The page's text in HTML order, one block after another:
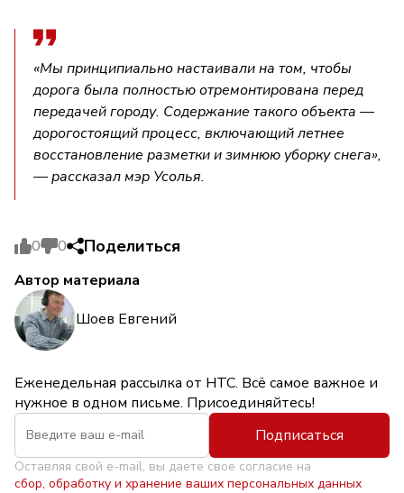
«Мы принципиально настаивали на том, чтобы
дорога была полностью отремонтирована перед
передачей городу. Содержание такого объекта —
дорогостоящий процесс, включающий летнее
восстановление разметки и зимнюю уборку снега»,
— рассказал мэр Усолья.
0 0 Поделиться
Автор материала
Шоев Евгений
Еженедельная рассылка от НТС. Всё самое важное и
нужное в одном письме. Присоединяйтесь!
Подписаться
Оставляя свой e-mail, вы даете свое согласие на
сбор, обработку и хранение ваших персональных данных